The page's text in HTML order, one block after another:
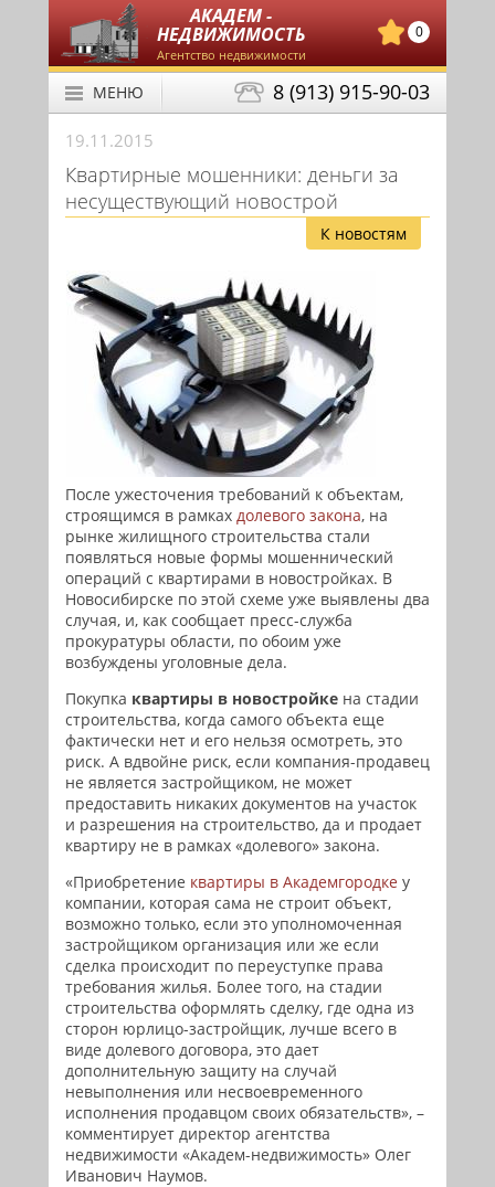
АКАДЕМ -
НЕДВИЖИМОСТЬ
Агентство недвижимости
0
8 (913) 915-90-03
МЕНЮ
19.11.2015
Квартирные мошенники: деньги за
несуществующий новострой
К новостям
После ужесточения требований к объектам,
строящимся в рамках долевого закона, на
рынке жилищного строительства стали
появляться новые формы мошеннический
операций с квартирами в новостройках. В
Новосибирске по этой схеме уже выявлены два
случая, и, как сообщает пресс-служба
прокуратуры области, по обоим уже
возбуждены уголовные дела.
Покупка квартиры в новостройке на стадии
строительства, когда самого объекта еще
фактически нет и его нельзя осмотреть, это
риск. А вдвойне риск, если компания-продавец
не является застройщиком, не может
предоставить никаких документов на участок
и разрешения на строительство, да и продает
квартиру не в рамках «долевого» закона.
«Приобретение квартиры в Академгородке у
компании, которая сама не строит объект,
возможно только, если это уполномоченная
застройщиком организация или же если
сделка происходит по переуступке права
требования жилья. Более того, на стадии
строительства оформлять сделку, где одна из
сторон юрлицо-застройщик, лучше всего в
виде долевого договора, это дает
дополнительную защиту на случай
невыполнения или несвоевременного
исполнения продавцом своих обязательств», –
комментирует директор агентства
недвижимости «Академ-недвижимость» Олег
Иванович Наумов.